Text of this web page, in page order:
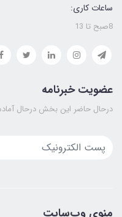
ساعات کاری:
8صبح تا 13
عضویت خبرنامه
درحال حاضر این بخش درحال
منوی وب‌سایت